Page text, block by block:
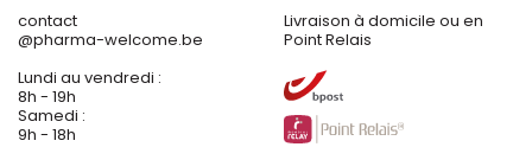
contact
@pharma-welcome.be
Lundi au vendredi :
8h - 19h
Samedi :
9h - 18h
Livraison à domicile ou en
Point Relais